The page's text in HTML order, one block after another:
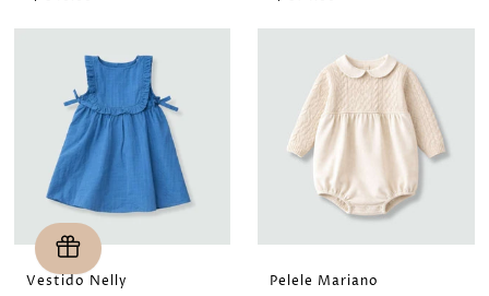
Vestido Nelly Pelele Mariano